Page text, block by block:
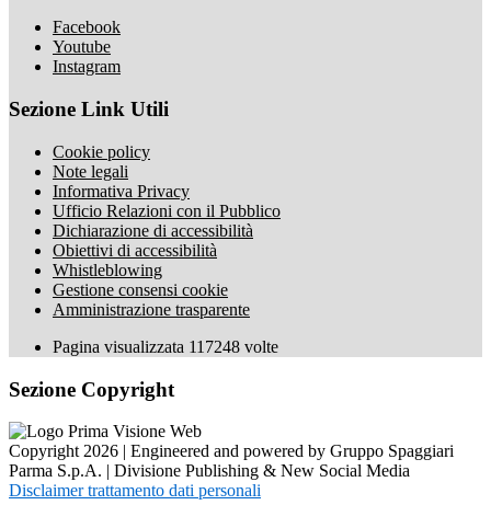
Facebook
Youtube
Instagram
Sezione Link Utili
Cookie policy
Note legali
Informativa Privacy
Ufficio Relazioni con il Pubblico
Dichiarazione di accessibilità
Obiettivi di accessibilità
Whistleblowing
Gestione consensi cookie
Amministrazione trasparente
Pagina visualizzata 117248 volte
Sezione Copyright
Copyright 2026 | Engineered and powered by Gruppo Spaggiari
Parma S.p.A. | Divisione Publishing & New Social Media
Disclaimer trattamento dati personali